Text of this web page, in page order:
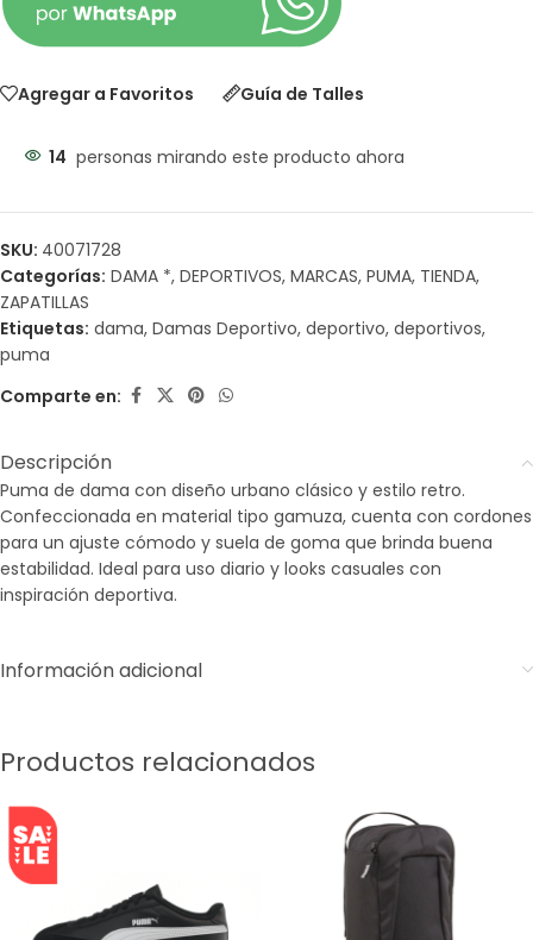
Agregar a Favoritos Guía de Talles
14 personas mirando este producto ahora
SKU: 40071728
Categorías: DAMA *, DEPORTIVOS, MARCAS, PUMA, TIENDA,
ZAPATILLAS
Etiquetas: dama, Damas Deportivo, deportivo, deportivos,
puma
Comparte en:
Descripción
Puma de dama con diseño urbano clásico y estilo retro.
Confeccionada en material tipo gamuza, cuenta con cordones
para un ajuste cómodo y suela de goma que brinda buena
estabilidad. Ideal para uso diario y looks casuales con
inspiración deportiva.
Información adicional
Productos relacionados